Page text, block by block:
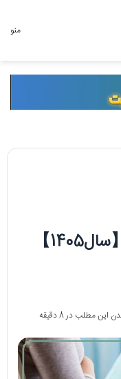
منو
دلایل لکه بینی در بارداری【سال1405】
این مطلب در 8 دقیقه